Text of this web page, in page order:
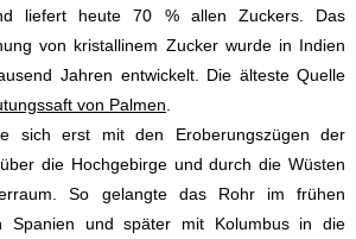
liefert heute 70 % allen Zuckers. Das
von kristallinem Zucker wurde in Indien
Jahren entwickelt. Die älteste Quelle
von Palmen
sich erst mit den Eroberungszügen der
die Hochgebirge und durch die Wüsten
So gelangte das Rohr im frühen
Spanien und später mit Kolumbus in die